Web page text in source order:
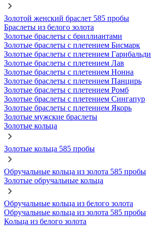
Золотой женский браслет 585 пробы
Браслеты из белого золота
Золотые браслеты с бриллиантами
Золотые браслеты с плетением Бисмарк
Золотые браслеты с плетением Гарибальди
Золотые браслеты с плетением Лав
Золотые браслеты с плетением Нонна
Золотые браслеты с плетением Панцирь
Золотые браслеты с плетением Ромб
Золотые браслеты с плетением Сингапур
Золотые браслеты с плетением Якорь
Золотые мужские браслеты
Золотые кольца
Золотые кольца 585 пробы
Обручальные кольца из золота 585 пробы
Золотые обручальные кольца
Обручальные кольца из белого золота
Обручальные кольца из золота 585 пробы
Кольца из белого золота